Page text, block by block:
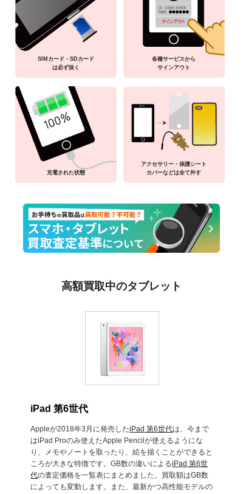
SIMカード・SDカード
は必ず抜く
各種サービスから
サインアウト
充電された状態
アクセサリー・保護シート
カバーなどは全て外す
高額買取中のタブレット
iPad 第6世代
Appleが2018年3月に発売したiPad 第6世代は、今まで
はiPad Proのみ使えたApple Pencilが使えるようにな
り、メモやノートを取ったり、絵を描くことができると
ころが大きな特徴です。GB数の違いによるiPad 第6世
代の査定価格を一覧表にまとめました。買取額はGB数
によっても変動します。また、最新かつ高性能モデルの